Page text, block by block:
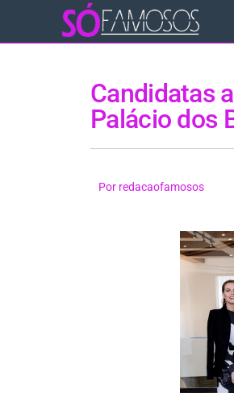
Candidatas
Palácio dos
Por redacaofamosos